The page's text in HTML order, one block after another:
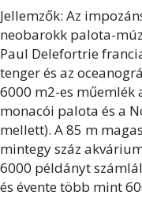
Jellemzők: Az
neobarokk palota-
Paul Delefortrie
tenger és az
6000 m2-es műemlék
monacói palota és a
mellett). A 85 m
mintegy száz
6000 példányt
és évente több mint